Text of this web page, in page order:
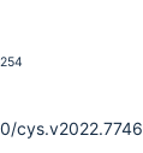
cys.v2022.7746